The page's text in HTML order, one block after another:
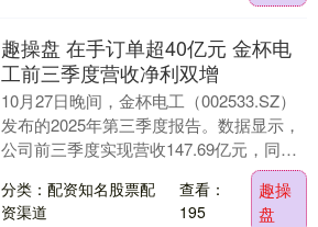
趣操盘 在手订单超40亿元 金杯电
工前三季度营收净利双增
10月27日晚间，金杯电工（002533.SZ）
发布的2025年第三季度报告。数据显示，
公司前三季度实现营收147.69亿元，同比
分类：配资知名股票配
资渠道
查看：
195
趣操
盘